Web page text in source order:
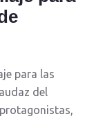
para las
del